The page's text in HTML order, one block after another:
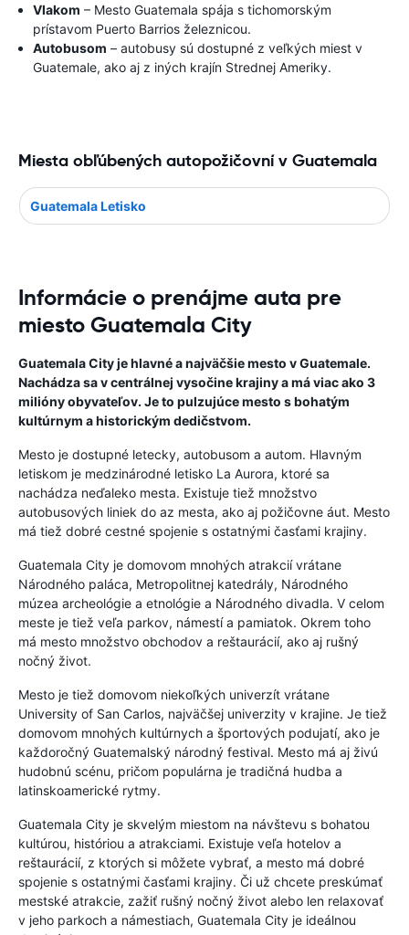
Vlakom – Mesto Guatemala spája s tichomorským
prístavom Puerto Barrios železnicou.
Autobusom – autobusy sú dostupné z veľkých miest v
Guatemale, ako aj z iných krajín Strednej Ameriky.
Miesta obľúbených autopožičovní v Guatemala
Guatemala Letisko
Informácie o prenájme auta pre
miesto Guatemala City
Guatemala City je hlavné a najväčšie mesto v Guatemale.
Nachádza sa v centrálnej vysočine krajiny a má viac ako 3
milióny obyvateľov. Je to pulzujúce mesto s bohatým
kultúrnym a historickým dedičstvom.
Mesto je dostupné letecky, autobusom a autom. Hlavným
letiskom je medzinárodné letisko La Aurora, ktoré sa
nachádza neďaleko mesta. Existuje tiež množstvo
autobusových liniek do az mesta, ako aj požičovne áut. Mesto
má tiež dobré cestné spojenie s ostatnými časťami krajiny.
Guatemala City je domovom mnohých atrakcií vrátane
Národného paláca, Metropolitnej katedrály, Národného
múzea archeológie a etnológie a Národného divadla. V celom
meste je tiež veľa parkov, námestí a pamiatok. Okrem toho
má mesto množstvo obchodov a reštaurácií, ako aj rušný
nočný život.
Mesto je tiež domovom niekoľkých univerzít vrátane
University of San Carlos, najväčšej univerzity v krajine. Je tiež
domovom mnohých kultúrnych a športových podujatí, ako je
každoročný Guatemalský národný festival. Mesto má aj živú
hudobnú scénu, pričom populárna je tradičná hudba a
latinskoamerické rytmy.
Guatemala City je skvelým miestom na návštevu s bohatou
kultúrou, históriou a atrakciami. Existuje veľa hotelov a
reštaurácií, z ktorých si môžete vybrať, a mesto má dobré
spojenie s ostatnými časťami krajiny. Či už chcete preskúmať
mestské atrakcie, zažiť rušný nočný život alebo len relaxovať
v jeho parkoch a námestiach, Guatemala City je ideálnou